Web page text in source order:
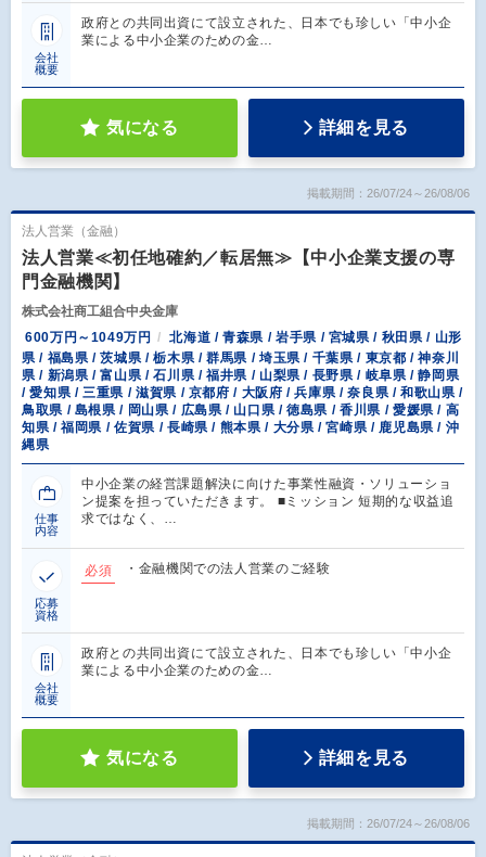
会社
概要
政府との共同出資にて設立された、日本でも珍しい「中小企
業による中小企業のための金…
気になる 詳細を見る
掲載期間：26/07/24～26/08/06
法人営業（金融）
法人営業≪初任地確約／転居無≫【中小企業支援の専
門金融機関】
株式会社商工組合中央金庫
600万円～1049万円
北海道 / 青森県 / 岩手県 / 宮城県 / 秋田県 / 山形
県 / 福島県 / 茨城県 / 栃木県 / 群馬県 / 埼玉県 / 千葉県 / 東京都 / 神奈川
県 / 新潟県 / 富山県 / 石川県 / 福井県 / 山梨県 / 長野県 / 岐阜県 / 静岡県
/ 愛知県 / 三重県 / 滋賀県 / 京都府 / 大阪府 / 兵庫県 / 奈良県 / 和歌山県 /
鳥取県 / 島根県 / 岡山県 / 広島県 / 山口県 / 徳島県 / 香川県 / 愛媛県 / 高
知県 / 福岡県 / 佐賀県 / 長崎県 / 熊本県 / 大分県 / 宮崎県 / 鹿児島県 / 沖
縄県
仕事
内容
中小企業の経営課題解決に向けた事業性融資・ソリューショ
ン提案を担っていただきます。 ■ミッション 短期的な収益追
求ではなく、…
応募
資格
必須 ・金融機関での法人営業のご経験
会社
概要
政府との共同出資にて設立された、日本でも珍しい「中小企
業による中小企業のための金…
気になる 詳細を見る
掲載期間：26/07/24～26/08/06